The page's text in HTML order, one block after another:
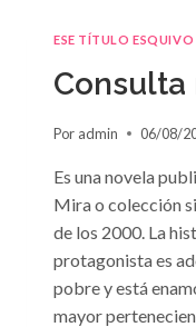
ESE TÍTULO ESQUIVO
Consulta
Por admin 06/08/
Es una novela
Mira o colección
de los 2000. La
protagonista es
pobre y está
mayor